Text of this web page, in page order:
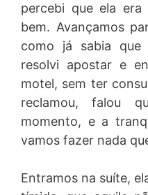
percebi que ela
bem. Avançamos
como já sabia
resolvi apostar e
motel, sem ter
reclamou, falou
momento, e a
vamos fazer nada
Entramos na suíte,